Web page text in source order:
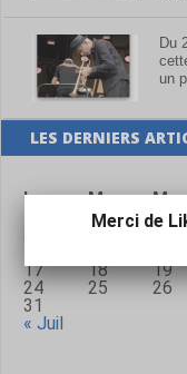
Du
un
LES DERNIERS
L
M M
4 5
17
18 19
24
25 26
31
« Juil
Merci de